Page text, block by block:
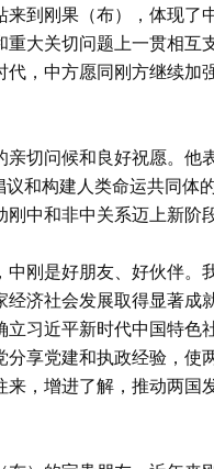
到刚果（布），体现
大关切问题上一贯相互
，中方愿同刚方继续加
亲切问候和良好祝愿。他
议和构建人类命运共同
中和非中关系迈上新阶段
中刚是好朋友、好伙伴
经济社会发展取得显著
立习近平新时代中国特
享党建和执政经验，使
来，增进了解，推动两